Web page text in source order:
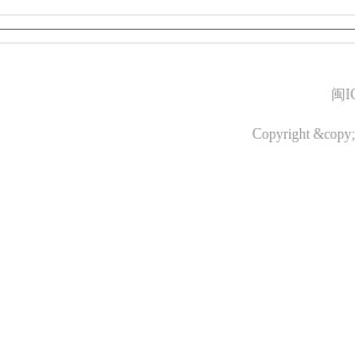
闽
Copyright